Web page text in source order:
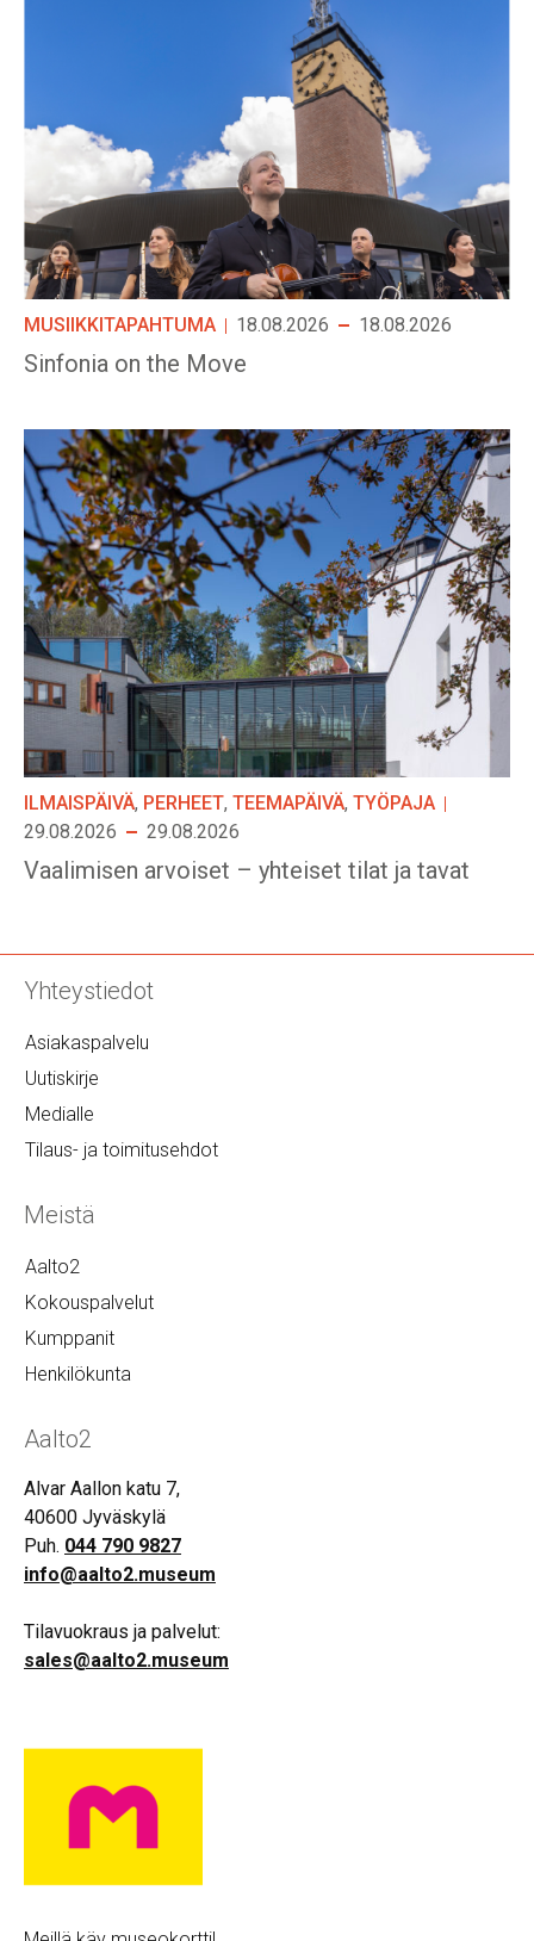
MUSIIKKITAPAHTUMA 18.08.2026 18.08.2026
Sinfonia on the Move
ILMAISPÄIVÄ, PERHEET, TEEMAPÄIVÄ, TYÖPAJA
29.08.2026
29.08.2026
Vaalimisen arvoiset – yhteiset tilat ja tavat
Yhteystiedot
Asiakaspalvelu
Uutiskirje
Medialle
Tilaus- ja toimitusehdot
Meistä
Aalto2
Kokouspalvelut
Kumppanit
Henkilökunta
Aalto2
Alvar Aallon katu 7,
40600 Jyväskylä
Puh. 044 790 9827
info@aalto2.museum
Tilavuokraus ja palvelut:
sales@aalto2.museum